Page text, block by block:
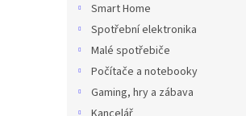
Smart Home
Spotřební elektronika
Malé spotřebiče
Počítače a notebooky
Gaming, hry a zábava